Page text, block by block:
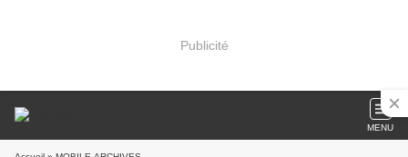
Publicité
MENU